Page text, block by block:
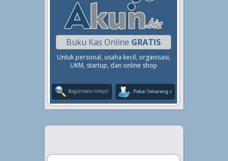
Buku Kas Online GRATIS
Untuk personal, usaha kecil, organisasi,
UKM, startup, dan online shop